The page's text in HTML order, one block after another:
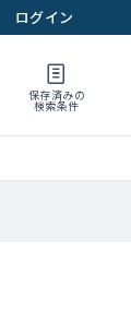
ログイン
保存済みの
検索条件